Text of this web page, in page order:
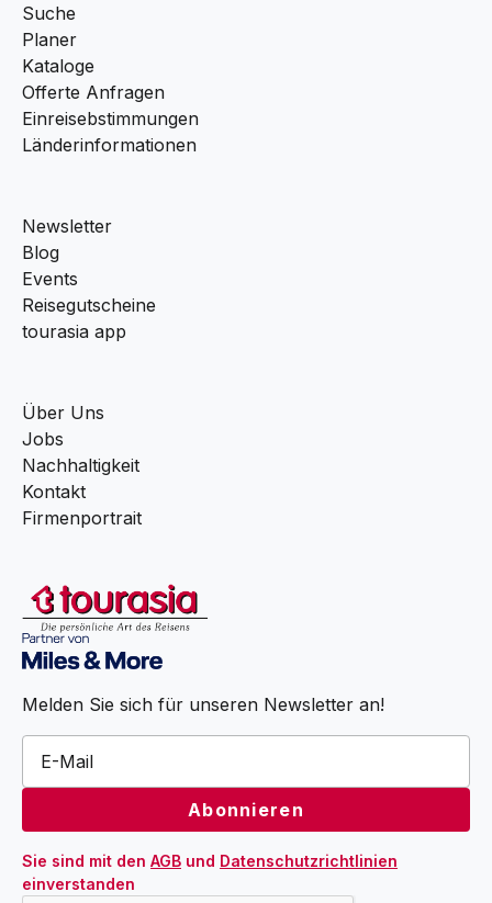
Suche
Planer
Kataloge
Offerte Anfragen
Einreisebstimmungen
Länderinformationen
Newsletter
Blog
Events
Reisegutscheine
tourasia app
Über Uns
Jobs
Nachhaltigkeit
Kontakt
Firmenportrait
Melden Sie sich für unseren Newsletter an!
Sie sind mit den AGB und Datenschutzrichtlinien
einverstanden